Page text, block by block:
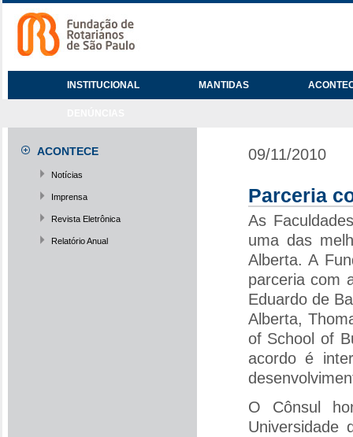
INSTITUCIONAL MANTIDAS
ACONTECE
Notícias
Imprensa
Revista Eletrônica
Relatório Anual
09/11/2010
Parceria
As
uma das
Alberta. A
parceria com
Eduardo de
Alberta,
of School of
acordo é
O Cônsul
Universidade